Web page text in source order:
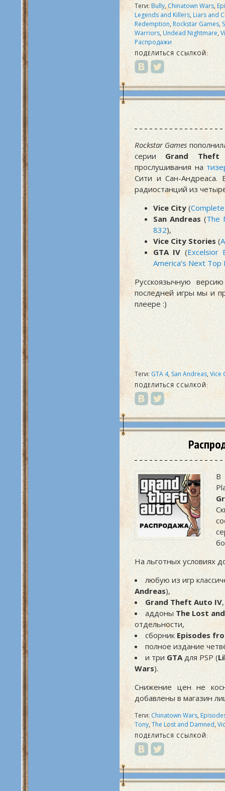
Теги: Bully,Chinatown Wars,
Legends and Killers,Liars and
Redemption,Rockstar Games,
Warriors,Undead Nightmare,
Распродажи
ПОДЕЛИТЬСЯ ССЫЛКОЙ:
Rockstar Games
серии Grand Theft
прослушивания на
Сити и Сан-
радиостанций из
Vice City (
San Andreas (The
832),
Vice City Stories (
GTA IV(Excelsior
America’s Next
Русскоязычную
последней игры мы и
плеере :)
Теги: GTA 4,San Andreas,Vice
ПОДЕЛИТЬСЯ ССЫЛКОЙ:
В
На льготных условиях
любую из игр
Andreas),
Grand Theft Auto IV,
аддоны The Lost
отдельности,
сборникEpisodes
полное издание
и три GTAдля PSP (
Wars).
Снижение цен не
добавлены в магазин
Теги: Chinatown Wars,
Tony,The Lost and Damned,
ПОДЕЛИТЬСЯ ССЫЛКОЙ: